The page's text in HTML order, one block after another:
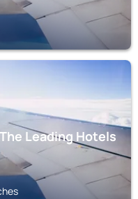
Leading Hotels